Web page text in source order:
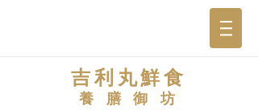
吉利丸鮮食
養 膳 御 坊